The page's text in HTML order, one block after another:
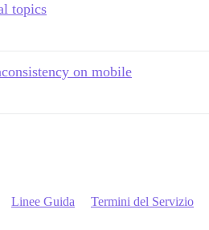
topics
on mobile
Linee Guida Termini del Servizio